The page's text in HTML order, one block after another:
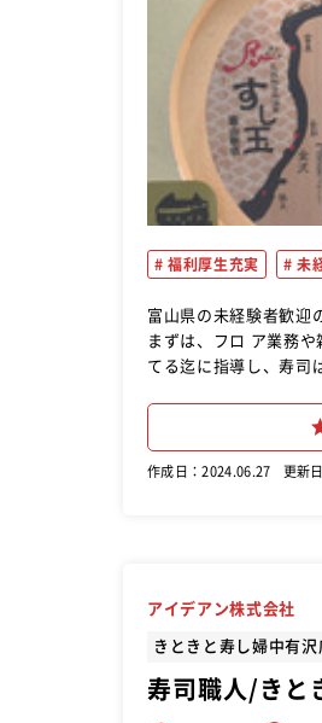
福利厚生充実 未
富山県の未経験者歓迎の寿司職人の転職求人！
まずは、フロ ア業務
てる迄に指導し、寿司
当店では毎回下記の
作成日：2024.06.27 更新
アイデアン株式会社
きときと寿し婦中有沢
寿司職人/きと